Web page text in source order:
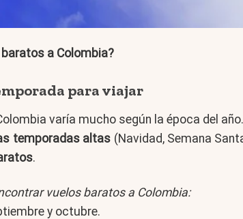
a Colombia?
para viajar
varía mucho según la época del año.
temporadas altas (Navidad, Semana
.
vuelos baratos a Colombia:
y octubre.